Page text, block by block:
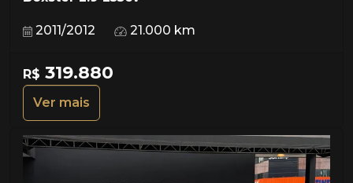
2011/2012 21.000 km
R$ 319.880
Ver mais